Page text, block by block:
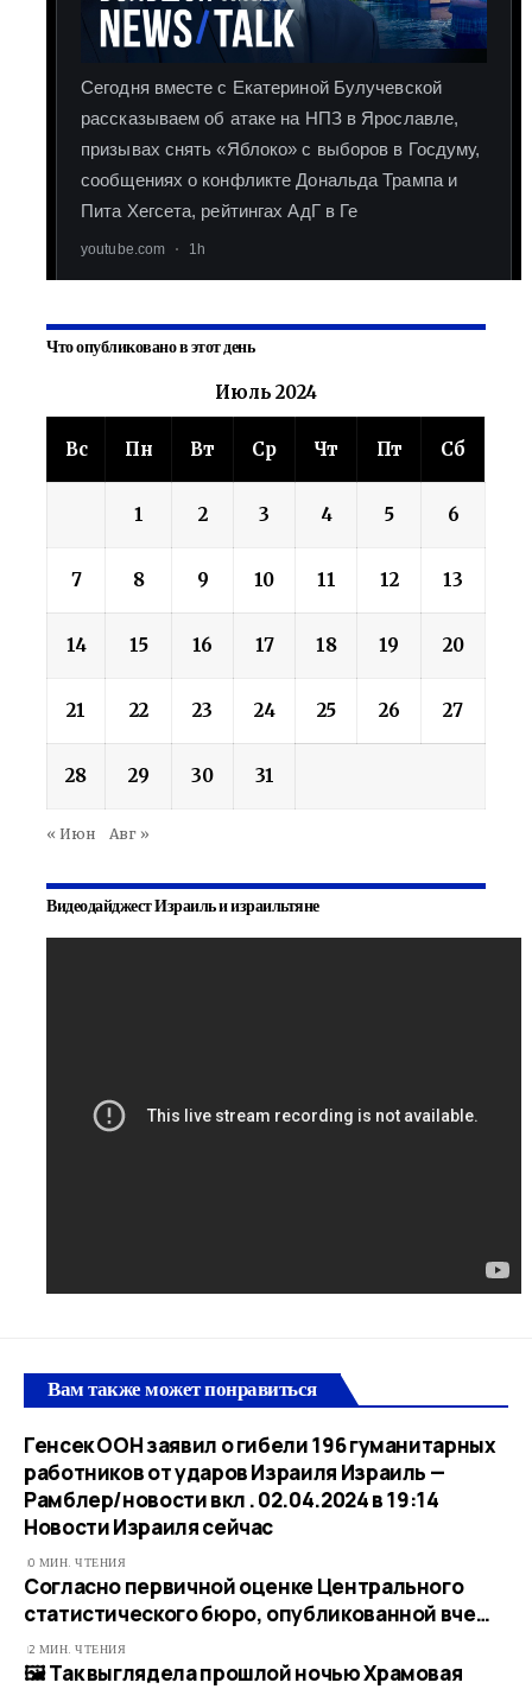
Что опубликовано в этот день
Июль 2024
Вс Пн Вт Ср Чт Пт Сб
1 2 3 4 5 6
7 8 9 10 11 12 13
14 15 16 17 18 19 20
21 22 23 24 25 26 27
28 29 30 31
« Июн Авг »
Видеодайджест Израиль и израильтяне
Вам также может понравиться
Генсек ООН заявил о гибели 196 гуманитарных
работников от ударов Израиля Израиль —
Рамблер/новости вкл . 02.04.2024 в 19:14​
Новости Израиля сейчас
0 МИН. ЧТЕНИЯ
Согласно первичной оценке Центрального
статистического бюро, опубликованной вче…
2 МИН. ЧТЕНИЯ
🖼 Так выглядела прошлой ночью Храмовая